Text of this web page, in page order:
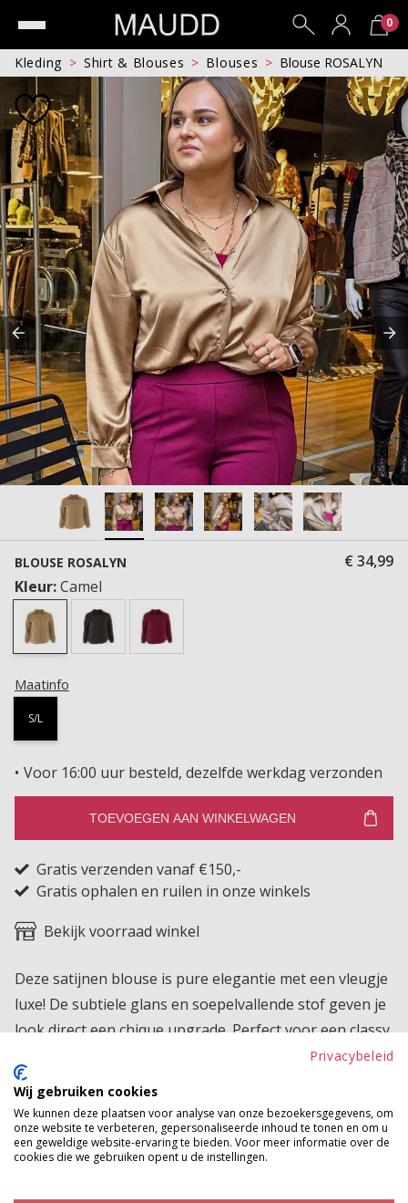
0
Kleding Shirt & Blouses Blouses Blouse ROSALYN
BLOUSE ROSALYN
€ 34,99
Kleur:Camel
Maatinfo
S/L
Voor 16:00 uur besteld, dezelfde werkdag verzonden
TOEVOEGEN AAN WINKELWAGEN
Gratis verzenden vanaf €150,-
Gratis ophalen en ruilen in onze winkels
Bekijk voorraad winkel
Deze satijnen blouse is pure elegantie met een vleugje
luxe! De subtiele glans en soepelvallende stof geven je
look direct een chique upgrade. Perfect voor een classy
Product kenmerken
Betaalinformatie
Privacybeleid
Wij gebruiken cookies
We kunnen deze plaatsen voor analyse van onze bezoekersgegevens, om
onze website te verbeteren, gepersonaliseerde inhoud te tonen en om u
een geweldige website-ervaring te bieden. Voor meer informatie over de
cookies die we gebruiken opent u de instellingen.